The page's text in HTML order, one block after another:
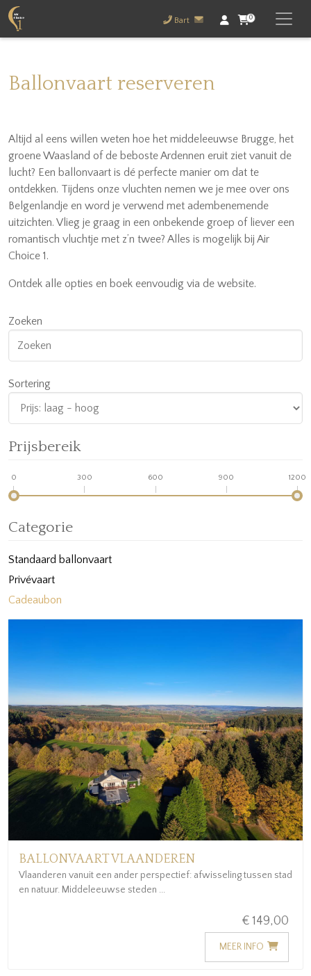
Bart 0
Ballonvaart reserveren
Altijd al eens willen weten hoe het middeleeuwse Brugge, het
groene Waasland of de beboste Ardennen eruit ziet vanuit de
lucht? Een ballonvaart is dé perfecte manier om dat te
ontdekken. Tijdens onze vluchten nemen we je mee over ons
Belgenlandje en word je verwend met adembenemende
uitzichten. Vlieg je graag in een onbekende groep of liever een
romantisch vluchtje met z’n twee? Alles is mogelijk bij Air
Choice 1.
Ontdek alle opties en boek eenvoudig via de website.
Zoeken
Sortering
Prijsbereik
0 300 600 900 1200
Categorie
Standaard ballonvaart
Privévaart
Cadeaubon
BALLONVAART VLAANDEREN
Vlaanderen vanuit een ander perspectief: afwisseling tussen stad
en natuur. Middeleeuwse steden ...
€ 149,00
MEER INFO